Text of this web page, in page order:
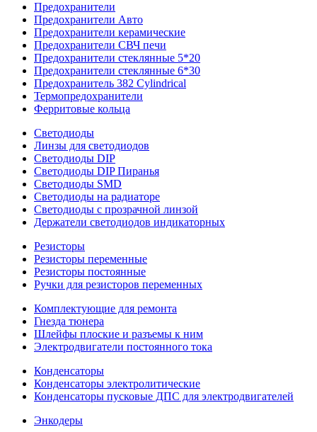
Предохранители
Предохранители Авто
Предохранители керамические
Предохранители СВЧ печи
Предохранители стеклянные 5*20
Предохранители стеклянные 6*30
Предохранитель 382 Cylindrical
Термопредохранители
Ферритовые кольца
Светодиоды
Линзы для светодиодов
Светодиоды DIP
Светодиоды DIP Пиранья
Светодиоды SMD
Светодиоды на радиаторе
Светодиоды с прозрачной линзой
Держатели светодиодов индикаторных
Резисторы
Резисторы переменные
Резисторы постоянные
Ручки для резисторов переменных
Комплектующие для ремонта
Гнезда тюнера
Шлейфы плоские и разъемы к ним
Электродвигатели постоянного тока
Конденсаторы
Конденсаторы электролитические
Конденсаторы пусковые ДПС для электродвигателей
Энкодеры